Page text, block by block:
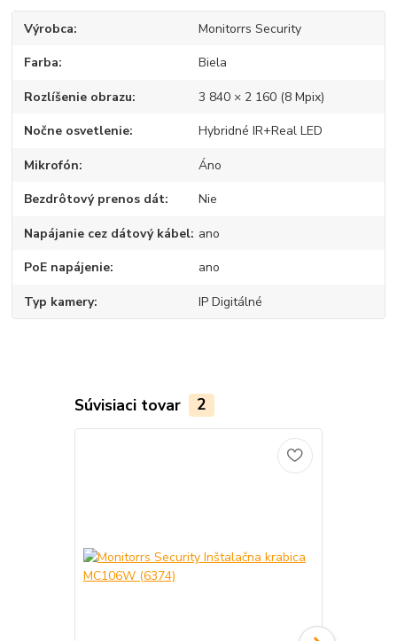
Výrobca Monitorrs Security
Farba Biela
Rozlíšenie obrazu 3 840 × 2 160 (8 Mpix)
Nočne osvetlenie Hybridné IR+Real LED
Mikrofón Áno
Bezdrôtový prenos dát Nie
Napájanie cez dátový kábel ano
PoE napájenie ano
Typ kamery IP Digitálné
Súvisiaci tovar 2